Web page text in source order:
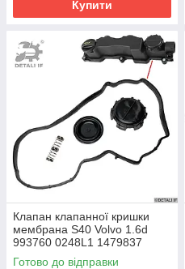
Купити
Клапан клапанної кришки
мембрана S40 Volvo 1.6d
993760 0248L1 1479837
9651815680 1690275
Готово до відправки